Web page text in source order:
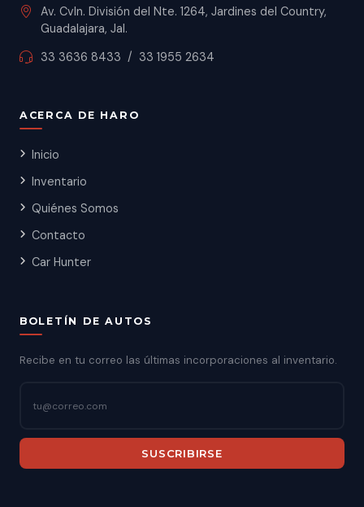
Av. Cvln. División del Nte. 1264, Jardines del Country,
Guadalajara, Jal.
33 3636 8433 / 33 1955 2634
ACERCA DE HARO
Inicio
Inventario
Quiénes Somos
Contacto
Car Hunter
BOLETÍN DE AUTOS
Recibe en tu correo las últimas incorporaciones al inventario.
SUSCRIBIRSE